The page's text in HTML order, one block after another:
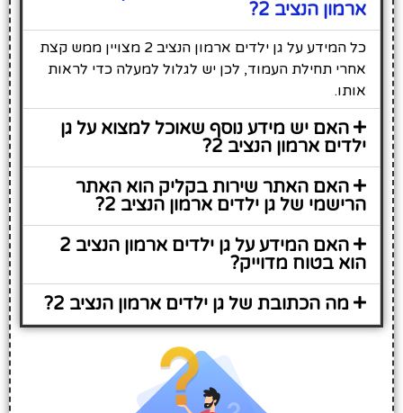
ארמון הנציב 2?
כל המידע על גן ילדים ארמון הנציב 2 מצויין ממש קצת
אחרי תחילת העמוד, לכן יש לגלול למעלה כדי לראות
אותו.
האם יש מידע נוסף שאוכל למצוא על גן
ילדים ארמון הנציב 2?
האם האתר שירות בקליק הוא האתר
הרישמי של גן ילדים ארמון הנציב 2?
האם המידע על גן ילדים ארמון הנציב 2
הוא בטוח מדוייק?
מה הכתובת של גן ילדים ארמון הנציב 2?